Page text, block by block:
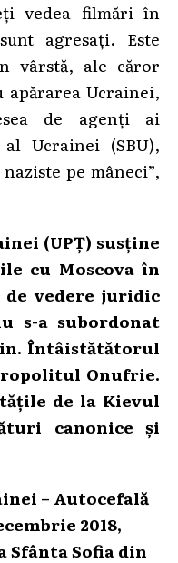
vedea filmări în
agresați. Este
vârstă, ale căror
Ucrainei,
de agenți ai
Ucrainei (SBU),
pe mâneci”,
(UPȚ) susține
cu Moscova în
vedere juridic
s-a subordonat
Întâistătătorul
Onufrie.
de la Kievul
canonice și
– Autocefală
2018,
Sfânta Sofia din